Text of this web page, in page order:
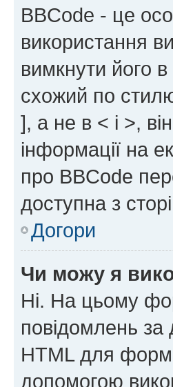
BBCode - це
використання
вимкнути його
схожий по
], а не в < і >,
інформації на
про BBCode
доступна з
Догори
Чи можу я
Ні. На цьому
повідомлень
HTML для
допомогою